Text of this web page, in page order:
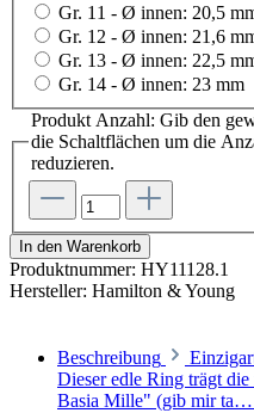
Gr. 11 - Ø innen: 20,5
Gr. 12 - Ø innen: 21,6
Gr. 13 - Ø innen: 22,5
Gr. 14 - Ø innen: 23 mm
Produkt Anzahl: Gib den
die Schaltflächen um die
reduzieren.
In den Warenkorb
Produktnummer: HY11128.1
Hersteller: Hamilton & Young
Beschreibung
Dieser edle Ring trägt
Basia Mille" (gib mir ta…